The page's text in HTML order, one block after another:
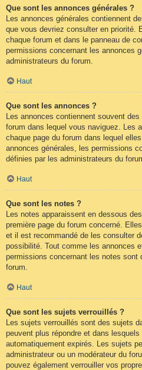
Que sont les annonces générales ?
Les annonces générales contiennent
que vous devriez consulter en priorité.
chaque forum et dans le panneau de
permissions concernant les annonces
administrateurs du forum.
Haut
Que sont les annonces ?
Les annonces contiennent souvent
forum dans lequel vous naviguez. Les
chaque page du forum dans lequel
annonces générales, les permissions
définies par les administrateurs du
Haut
Que sont les notes ?
Les notes apparaissent en dessous
première page du forum concerné.
et il est recommandé de les consulter
possibilité. Tout comme les annonces
permissions concernant les notes sont
forum.
Haut
Que sont les sujets verrouillés ?
Les sujets verrouillés sont des sujets
peuvent plus répondre et dans
automatiquement expirés. Les sujets
administrateur ou un modérateur du
pouvez également verrouiller vos